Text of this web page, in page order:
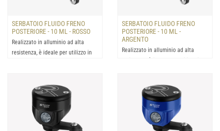
SERBATOIO FLUIDO FRENO
POSTERIORE - 10 ML - ROSSO
Realizzato in alluminio ad alta
resistenza, è ideale per utilizzo in
SERBATOIO FLUIDO FRENO
POSTERIORE - 10 ML -
ARGENTO
Realizzato in alluminio ad alta